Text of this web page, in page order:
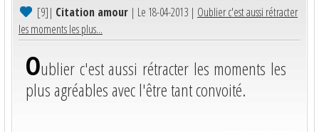
[9]| Citation amour | Le 18-04-2013 | Oublier c'est aussi rétracter
les moments les plus...
Oublier c'est aussi rétracter les moments les
plus agréables avec l'être tant convoité.